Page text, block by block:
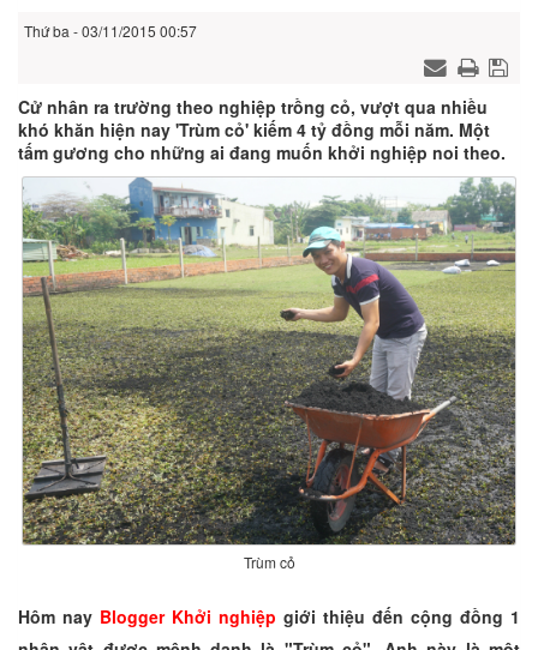
Thứ ba - 03/11/2015 00:57
Cử nhân ra trường theo nghiệp trồng cỏ, vượt qua nhiều
khó khăn hiện nay 'Trùm cỏ' kiếm 4 tỷ đồng mỗi năm. Một
tấm gương cho những ai đang muốn khởi nghiệp noi theo.
Trùm cỏ
Hôm nay Blogger Khởi nghiệp giới thiệu đến cộng đồng 1